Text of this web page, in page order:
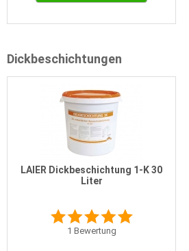
Dickbeschichtungen
LAIER Dickbeschichtung 1-K 30
Liter
1 Bewertung